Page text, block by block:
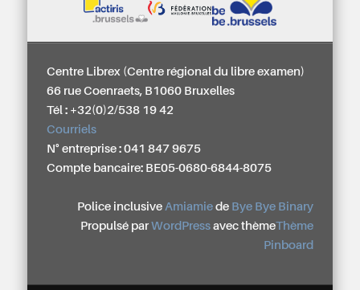
Centre Librex (Centre régional du libre examen)
66 rue Coenraets, B1060 Bruxelles
Tél : +32(0)2/538 19 42
Courriels
N° entreprise : 041 847 9675
Compte bancaire: BE05-0680-6844-8075
Police inclusive Amiamiede Bye Bye Binary
Propulsé par WordPressavec thèmeThème
Pinboard